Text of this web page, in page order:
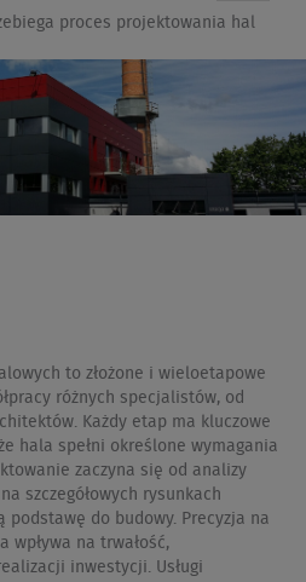
proces projektowania hal
to złożone i wieloetapowe
różnych specjalistów, od
Każdy etap ma kluczowe
hala spełni określone wymagania
zaczyna się od analizy
szczegółowych rysunkach
do budowy. Precyzja na
wpływa na trwałość,
inwestycji. Usługi